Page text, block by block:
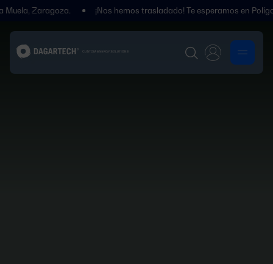
¡Nos hemos trasladado! Te esperamos en Polígono